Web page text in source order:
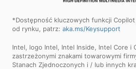
*Dostępność kluczowych funkcji
od rynku, patrz: aka.ms/Keysupport
Intel, logo Intel, Intel Inside, Intel Core i
zastrzeżonymi znakami towarowymi
Stanach Zjednoczonych i / lub innych